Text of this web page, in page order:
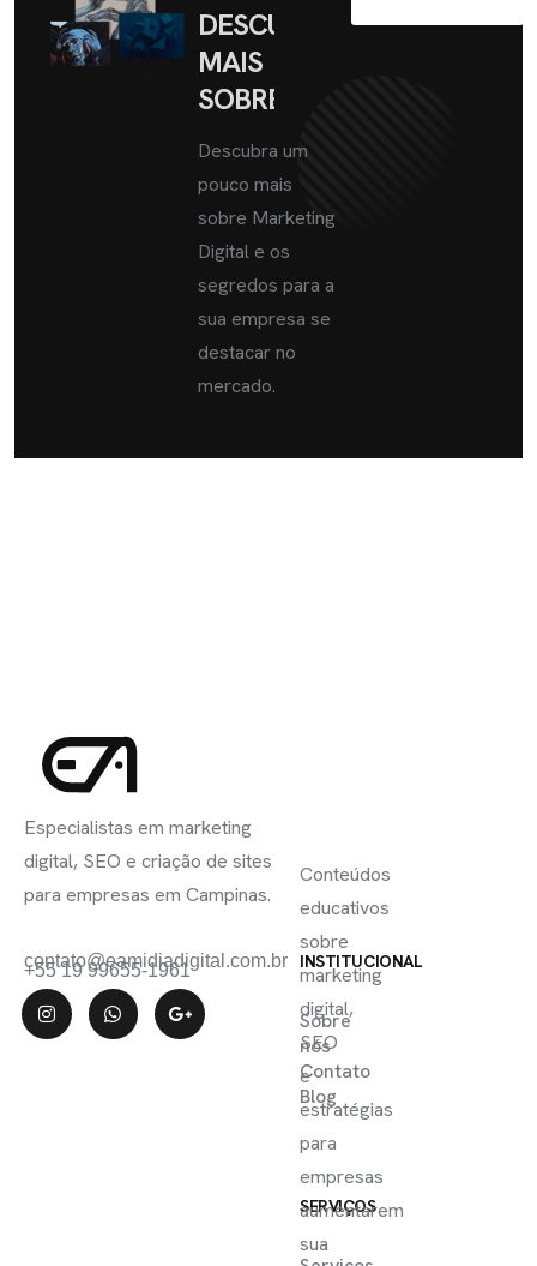
DESCUBRA
MAIS
SOBRE
Descubra um
pouco mais
sobre Marketing
Digital e os
segredos para a
sua empresa se
destacar no
mercado.
Especialistas em marketing
digital, SEO e criação de sites
para empresas em Campinas.
contato@eamidiadigital.com.br
+55 19 99655-1961 INSTITUCIONAL
Sobre
nós
Contato
Blog
SERVIÇOS
Conteúdos
educativos
sobre
marketing
digital,
SEO
e
estratégias
para
empresas
aumentarem
sua